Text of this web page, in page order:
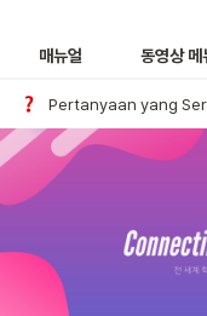
매뉴얼 동영상 메
Pertanyaan yang